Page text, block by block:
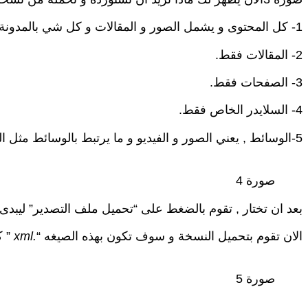
1- كل المحتوى و يشمل الصور و المقالات و كل شي بالمدونة و حتى الاعضاء و الملفات التي تم رفعها.
2- المقالات فقط.
3- الصفحات فقط.
4- السلايدر الخاص فقط.
5-الوسائط , يعني الصور و الفيديو و ما يرتبط بالوسائط مثل الصوتيات.
صورة 4
بعد ان تختار , تقوم بالضغط على “تحميل ملف التصدير”
الان تقوم بتحميل النسخة و سوف تكون بهذه الصيغه “.xml
”
صورة 5